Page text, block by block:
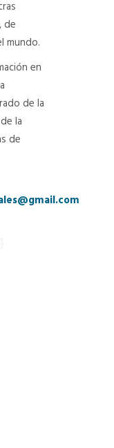
de
mundo.
en
de la
la
de